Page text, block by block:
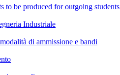
to be produced for outgoing students
Industriale
di ammissione e bandi